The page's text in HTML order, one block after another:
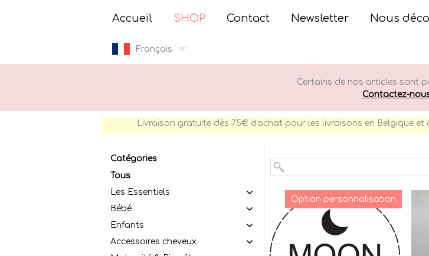
Français
Accueil SHOP Contact Newsletter Nous
Certains de nos articles sont
Contactez-
Livraison gratuite dès 75€ d'achat pour les livraisons en Belgique et
Catégories
Tous
Les Essentiels
Bébé
Enfants
Accessoires cheveux
Option personnalisation